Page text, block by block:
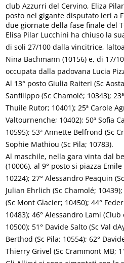
club Azzurri del Cervino, Eliza
posto nel gigante disputato ieri a
due giornate della fase finale del
Elisa Pilar Lucchini ha chiuso la
di soli 27/100 dalla vincitrice,
Nina Bachmann (10156) e, di 17/
occupata dalla padovana Lucia
Al 13° posto Giulia Raiteri (Sc Aosta;
Sanfilippo (Sc Chamolé; 10343);
Thuile Rutor; 10401); 25ª Carole
Valtournenche; 10402); 50ª Sofia
10595); 53ª Annette Belfrond (Sc
Sophie Mathiou (Sc Pila; 10783).
Al maschile, nella gara vinta dal
(10006), al 9° posto si piazza
10224); 27° Alessandro Peaquin (Sc
Julian Ehrlich (Sc Chamolé;
(Sc Mont Glacier; 10450); 44°
10483); 46° Alessandro Lami
10500); 51° Davide Salto (Sc Val
Berthod (Sc Pila; 10554); 62°
Thierry Grivel (Sc Crammont MB;